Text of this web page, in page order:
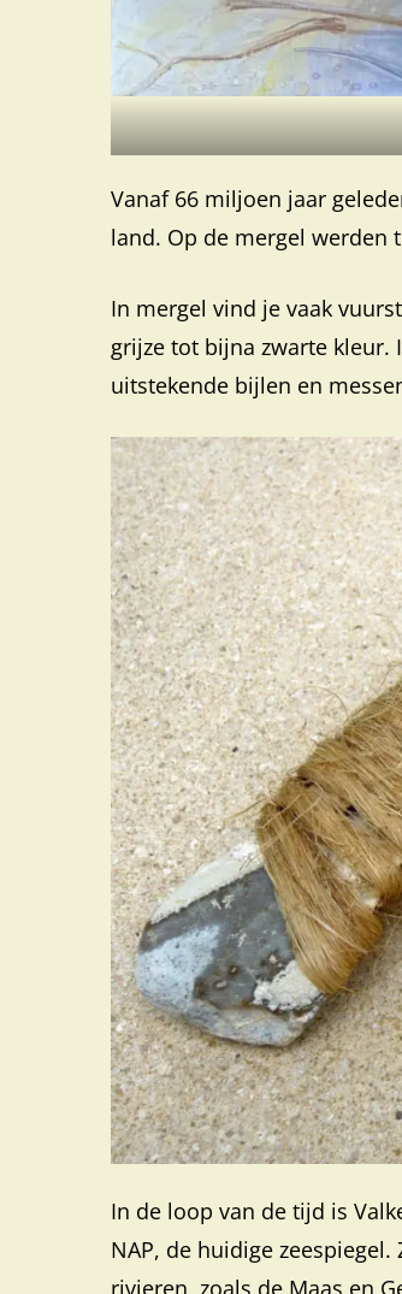
Vanaf 66 miljoen jaar
land. Op de mergel werden
In mergel vind je vaak
grijze tot bijna zwarte kleur.
uitstekende bijlen en
In de loop van de tijd is
NAP, de huidige
rivieren, zoals de Maas en